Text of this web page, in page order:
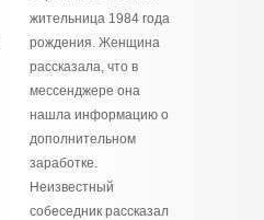
жительница 1984 года
рождения. Женщина
рассказала, что в
мессенджере она
нашла информацию о
дополнительном
заработке.
Неизвестный
собеседник рассказал